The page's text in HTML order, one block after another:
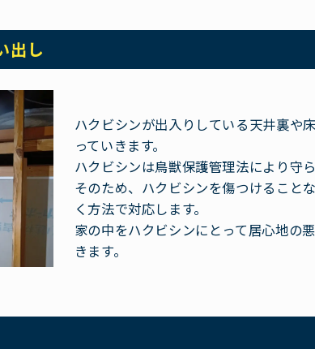
出し
ハクビシンが出入りしている天井裏や
っていきます。
ハクビシンは鳥獣保護管理法により守
そのため、ハクビシンを傷つけること
く方法で対応します。
家の中をハクビシンにとって居心地の
きます。